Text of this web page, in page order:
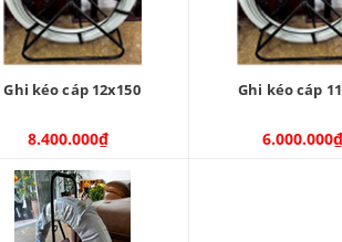
Ghi kéo cáp 12x150
8.400.000₫
Ghi kéo cáp
6.000.000₫